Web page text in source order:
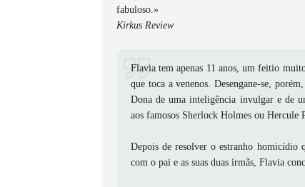
fabuloso.»
Kirkus Review
Flavia tem apenas 11 anos, um feitio
que toca a venenos. Desengane-se,
Dona de uma inteligência invulgar e de
aos famosos Sherlock Holmes ou Hercule
Depois de resolver o estranho homicídio
com o pai e as suas duas irmãs, Flavia